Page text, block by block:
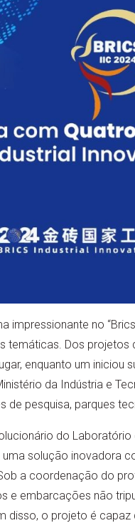
impressionante no
temáticas. Dos projetos
enquanto um iniciou
da Indústria e
de pesquisa, parques
do
uma solução inovadora
a coordenação do
e embarcações não
disso, o projeto é